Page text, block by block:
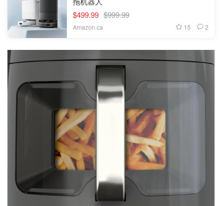
$499.99 $999.99
Amazon.ca 15 2